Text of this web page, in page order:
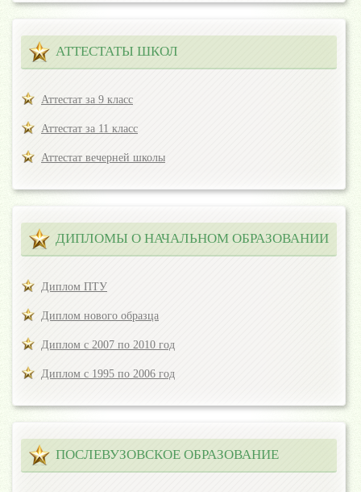
АТТЕСТАТЫ ШКОЛ
Аттестат за 9 класс
Аттестат за 11 класс
Аттестат вечерней школы
ДИПЛОМЫ О НАЧАЛЬНОМ ОБРАЗОВАНИИ
Диплом ПТУ
Диплом нового образца
Диплом с 2007 по 2010 год
Диплом с 1995 по 2006 год
ПОСЛЕВУЗОВСКОЕ ОБРАЗОВАНИЕ